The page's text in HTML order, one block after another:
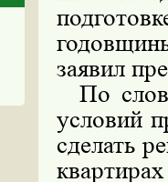
заявил
По
условий
сделать